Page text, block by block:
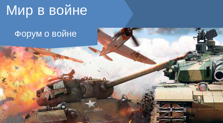
Мир в войне
Форум о войне